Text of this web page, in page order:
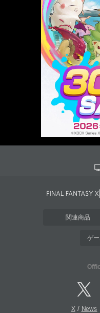
関連商品
ゲ
X/ News